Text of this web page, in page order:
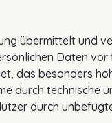
übermittelt und
Daten
das besonders
durch technische
durch